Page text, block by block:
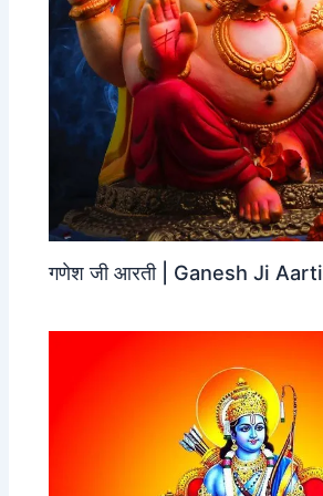
गणेश जी आरती | Ganesh Ji Aarti